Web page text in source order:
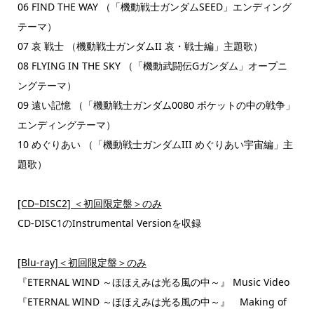
06 FIND THE WAY （「機動戦士ガンダムSEED」エンディング
テーマ）
07 哀 戦士 （機動戦士ガンダムII 哀・戦士編」主題歌）
08 FLYING IN THE SKY （「機動武闘伝Gガンダム」オープニ
ングテーマ）
09 遠い記憶 （「機動戦士ガンダム0080 ポケットの中の戦争」
エンディングテーマ）
10 めぐりあい （「機動戦士ガンダムIII めぐりあい宇宙編」主
題歌）
[CD–DISC2] ＜初回限定盤＞のみ
CD-DISC1のInstrumental Versionを収録
[Blu-ray] ＜初回限定盤＞のみ
『ETERNAL WIND ～ほほえみは光る風の中～』 Music Video
『ETERNAL WIND ～ほほえみは光る風の中～』 Making of